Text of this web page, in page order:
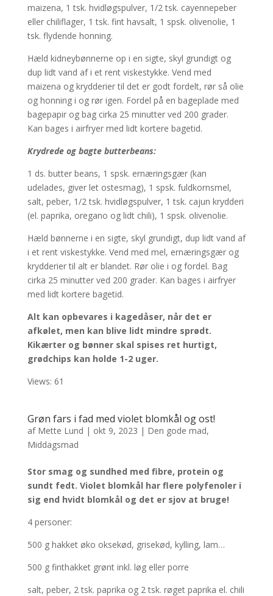
maizena, 1 tsk. hvidløgspulver, 1/2 tsk. cayennepeber
eller chiliflager, 1 tsk. fint havsalt, 1 spsk. olivenolie, 1
tsk. flydende honning.
Hæld kidneybønnerne op i en sigte, skyl grundigt og
dup lidt vand af i et rent viskestykke. Vend med
maizena og krydderier til det er godt fordelt, rør så olie
og honning i og rør igen. Fordel på en bageplade med
bagepapir og bag cirka 25 minutter ved 200 grader.
Kan bages i airfryer med lidt kortere bagetid.
Krydrede og bagte butterbeans:
1 ds. butter beans, 1 spsk. ernæringsgær (kan
udelades, giver let ostesmag), 1 spsk. fuldkornsmel,
salt, peber, 1/2 tsk. hvidløgspulver, 1 tsk. cajun krydderi
(el. paprika, oregano og lidt chili), 1 spsk. olivenolie.
Hæld bønnerne i en sigte, skyl grundigt, dup lidt vand af
i et rent viskestykke. Vend med mel, ernæringsgær og
krydderier til alt er blandet. Rør olie i og fordel. Bag
cirka 25 minutter ved 200 grader. Kan bages i airfryer
med lidt kortere bagetid.
Alt kan opbevares i kagedåser, når det er
afkølet, men kan blive lidt mindre sprødt.
Kikærter og bønner skal spises ret hurtigt,
grødchips kan holde 1-2 uger.
Views: 61
Grøn fars i fad med violet blomkål og ost!
af Mette Lund | okt 9, 2023 | Den gode mad,
Middagsmad
Stor smag og sundhed med fibre, protein og
sundt fedt. Violet blomkål har flere polyfenoler i
sig end hvidt blomkål og det er sjov at bruge!
4 personer:
500 g hakket øko oksekød, grisekød, kylling, lam…
500 g finthakket grønt inkl. løg eller porre
salt, peber, 2 tsk. paprika og 2 tsk. røget paprika el. chili